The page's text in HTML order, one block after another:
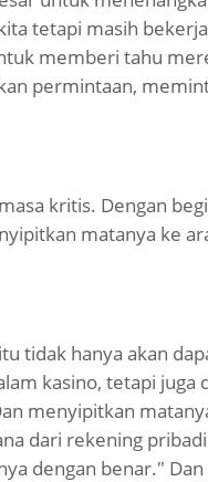
tetapi masih
memberi tahu
permintaan,
kritis. Dengan
matanya ke
tidak hanya akan
kasino, tetapi juga
menyipitkan
dari rekening
dengan benar." Dan